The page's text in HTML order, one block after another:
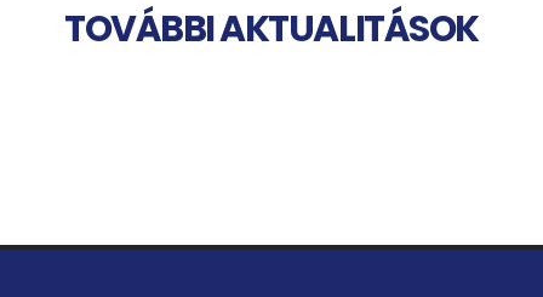
TOVÁBBI AKTUALITÁSOK